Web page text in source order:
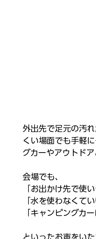
外出先で足元の汚
くい場面でも手軽
グカーやアウトドア
会場でも、
「お出かけ先で使い
「水を使わなくて
「キャンピングカ
といったお声をい